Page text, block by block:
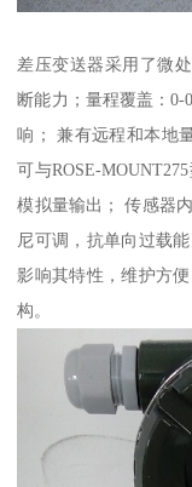
差压变送器采用了微
断能力；量程覆盖：0-
响； 兼有远程和本地
可与ROSE-
模拟量输出； 传感器
尼可调，抗单向过载
影响其特性，维护方
构。